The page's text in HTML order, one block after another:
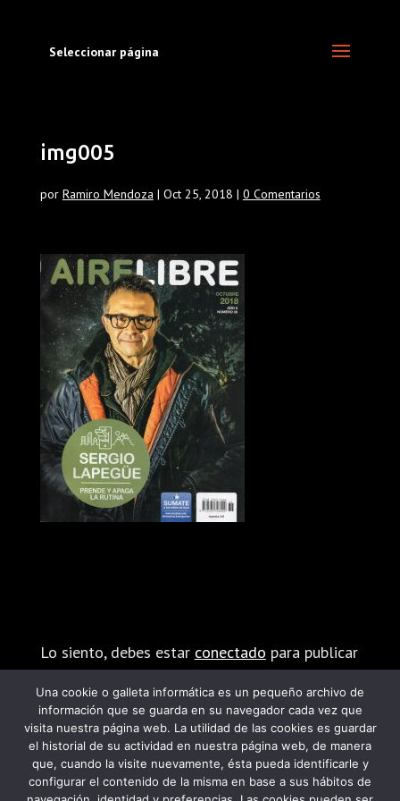
Seleccionar página
img005
por Ramiro Mendoza | Oct 25, 2018 | 0 Comentarios
Lo siento, debes estar conectado para publicar
Una cookie o galleta informática es un pequeño archivo de
información que se guarda en su navegador cada vez que
visita nuestra página web. La utilidad de las cookies es guardar
el historial de su actividad en nuestra página web, de manera
que, cuando la visite nuevamente, ésta pueda identificarle y
configurar el contenido de la misma en base a sus hábitos de